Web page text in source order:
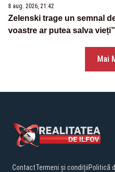
8 aug. 2026, 21:42
Zelenski trage un semnal
voastre ar putea salva vieți”
Mai
ContactTermeni și condițiiPolitică